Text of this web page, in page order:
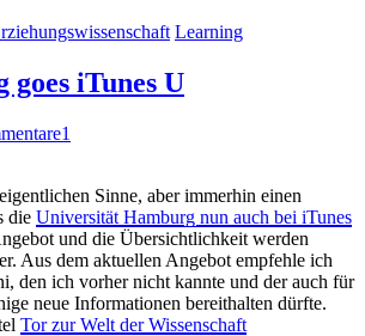
Learning
iTunes U
1
Sinne, aber immerhin einen
die Universität Hamburg nun auch bei iTunes
und die Übersichtlichkeit werden
Aus dem aktuellen Angebot empfehle ich
den ich vorher nicht kannte und der auch für
neue Informationen bereithalten dürfte.
Tor zur Welt der Wissenschaft